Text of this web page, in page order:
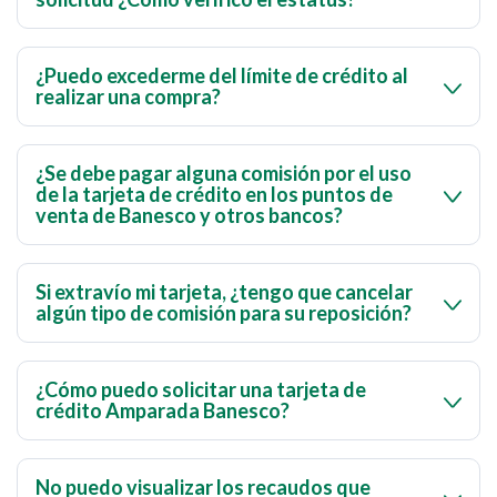
Para verificar el estatus de tu solicitud, ingresa aBanca
por Internet > Solicitudes Online Tarjetas de
Crédito > Opción Mis Solicitudes
¿Puedo excederme del límite de crédito al
realizar una compra?
Ninguna compra con tarjeta de crédito, puede
excederse del límite estipulado. Si intentas realizar una
compra mayor a dicho límite o a la disponibilidad que
tengas en la tarjeta, será rechazada.
¿Se debe pagar alguna comisión por el uso
de la tarjeta de crédito en los puntos de
venta de Banesco y otros bancos?
No se deben pagar comisiones por el uso de la tarjeta de
crédito en los puntos de venta.
Si extravío mi tarjeta, ¿tengo que cancelar
algún tipo de comisión para su reposición?
Sí, debes pagar una comisión para reponerla por
extravío, robo o deterioro, según el tipo de tu tarjeta de
crédito. Consulta nuestra sección de tarifas y
comisiones para conocer los costos.
¿Cómo puedo solicitar una tarjeta de
crédito Amparada Banesco?
Para solicitar una Tarjeta Amparada requieres un fiador
que tenga Tarjeta de Crédito Banesco. Descarga la
No puedo visualizar los recaudos que